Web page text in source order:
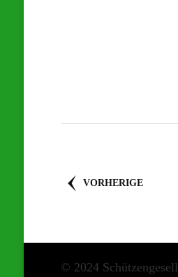
Beiträge
VORHERIGE